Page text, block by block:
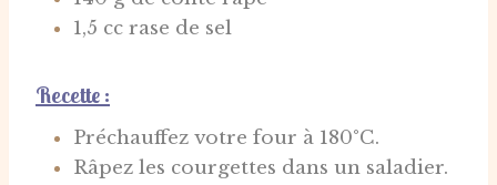
1,5 cc rase de sel
Recette :
Préchauffez votre four à 180°C.
Râpez les courgettes dans un saladier.